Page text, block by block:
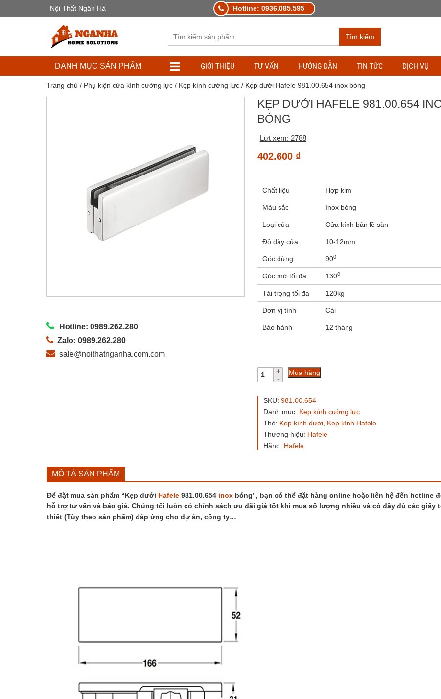
Nội Thất Ngân Hà Hotline: 0936.085.595
Tìm kiếm
DANH MỤC SẢN PHẨM GIỚI THIỆU TƯ VẤN HƯỚNG DẪN TIN TỨC DỊCH VỤ
Trang chủ / Phụ kiện cửa kính cường lực/ Kẹp kính cường lực/ Kẹp dưới Hafele 981.00.654 inox bóng
Hotline: 0989.262.280
Zalo: 0989.262.280
sale@noithatnganha.com.com
KẸP DƯỚI HAFELE 981.00.654
BÓNG
Lưt xem: 2788
402.600 ₫
Chất liệu Hợp kim
Màu sắc Inox bóng
Loại cửa Cửa kính bản lề sàn
Độ dày cửa 10-12mm
Góc dừng 900
Góc mở tối đa 1300
Tải trọng tối đa 120kg
Đơn vị tính Cái
Bảo hành 12 tháng
Kẹp
981.00.654
bóng
số
lượng
Mua hàng
SKU: 981.00.654
Danh mục: Kẹp kính cường lực
Thẻ: Kẹp kính dưới, Kẹp kính Hafele
Thương hiệu: Hafele
Hãng: Hafele
MÔ TẢ SẢN PHẨM
Để đặt mua sản phẩm “Kẹp dưới Hafele981.00.654 inoxbóng”, bạn có thể đặt hàng online hoặc liên hệ đến hotline
hỗ trợ tư vấn và báo giá. Chúng tôi luôn có chính sách ưu đãi giá tốt khi mua số lượng nhiều và có đầy đủ các giấy
thiết (Tùy theo sản phẩm) đáp ứng cho dự án, công ty…